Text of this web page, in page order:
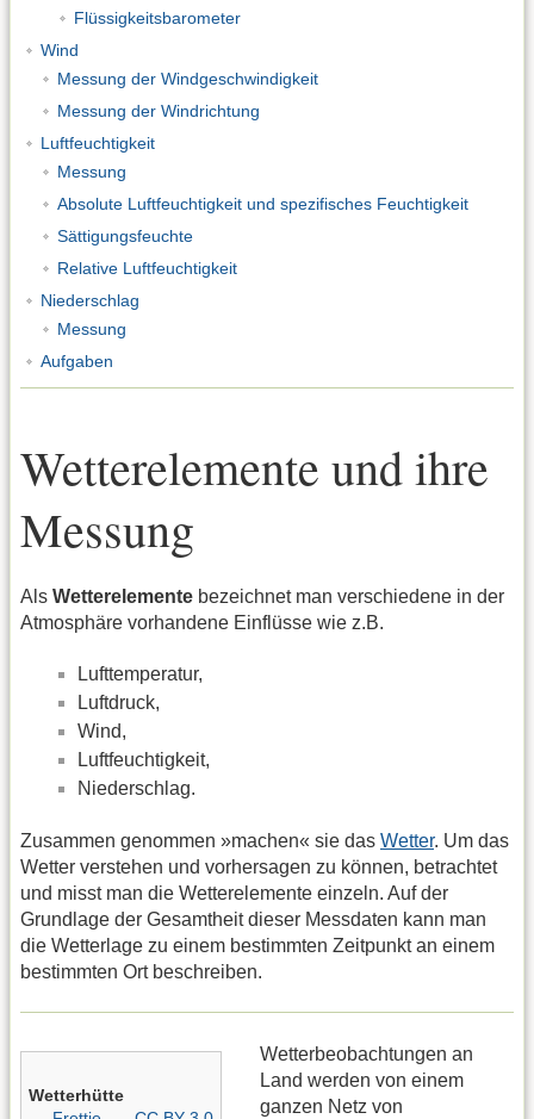
Flüssigkeitsbarometer
Wind
Messung der Windgeschwindigkeit
Messung der Windrichtung
Luftfeuchtigkeit
Messung
Absolute Luftfeuchtigkeit und spezifisches Feuchtigkeit
Sättigungsfeuchte
Relative Luftfeuchtigkeit
Niederschlag
Messung
Aufgaben
Wetterelemente und ihre
Messung
Als Wetterelemente bezeichnet man verschiedene in der
Atmosphäre vorhandene Einflüsse wie z.B.
Lufttemperatur,
Luftdruck,
Wind,
Luftfeuchtigkeit,
Niederschlag.
Zusammen genommen »machen« sie das Wetter. Um das
Wetter verstehen und vorhersagen zu können, betrachtet
und misst man die Wetterelemente einzeln. Auf der
Grundlage der Gesamtheit dieser Messdaten kann man
die Wetterlage zu einem bestimmten Zeitpunkt an einem
bestimmten Ort beschreiben.
Wetterhütte
Wetterbeobachtungen an
Land werden von einem
ganzen Netz von